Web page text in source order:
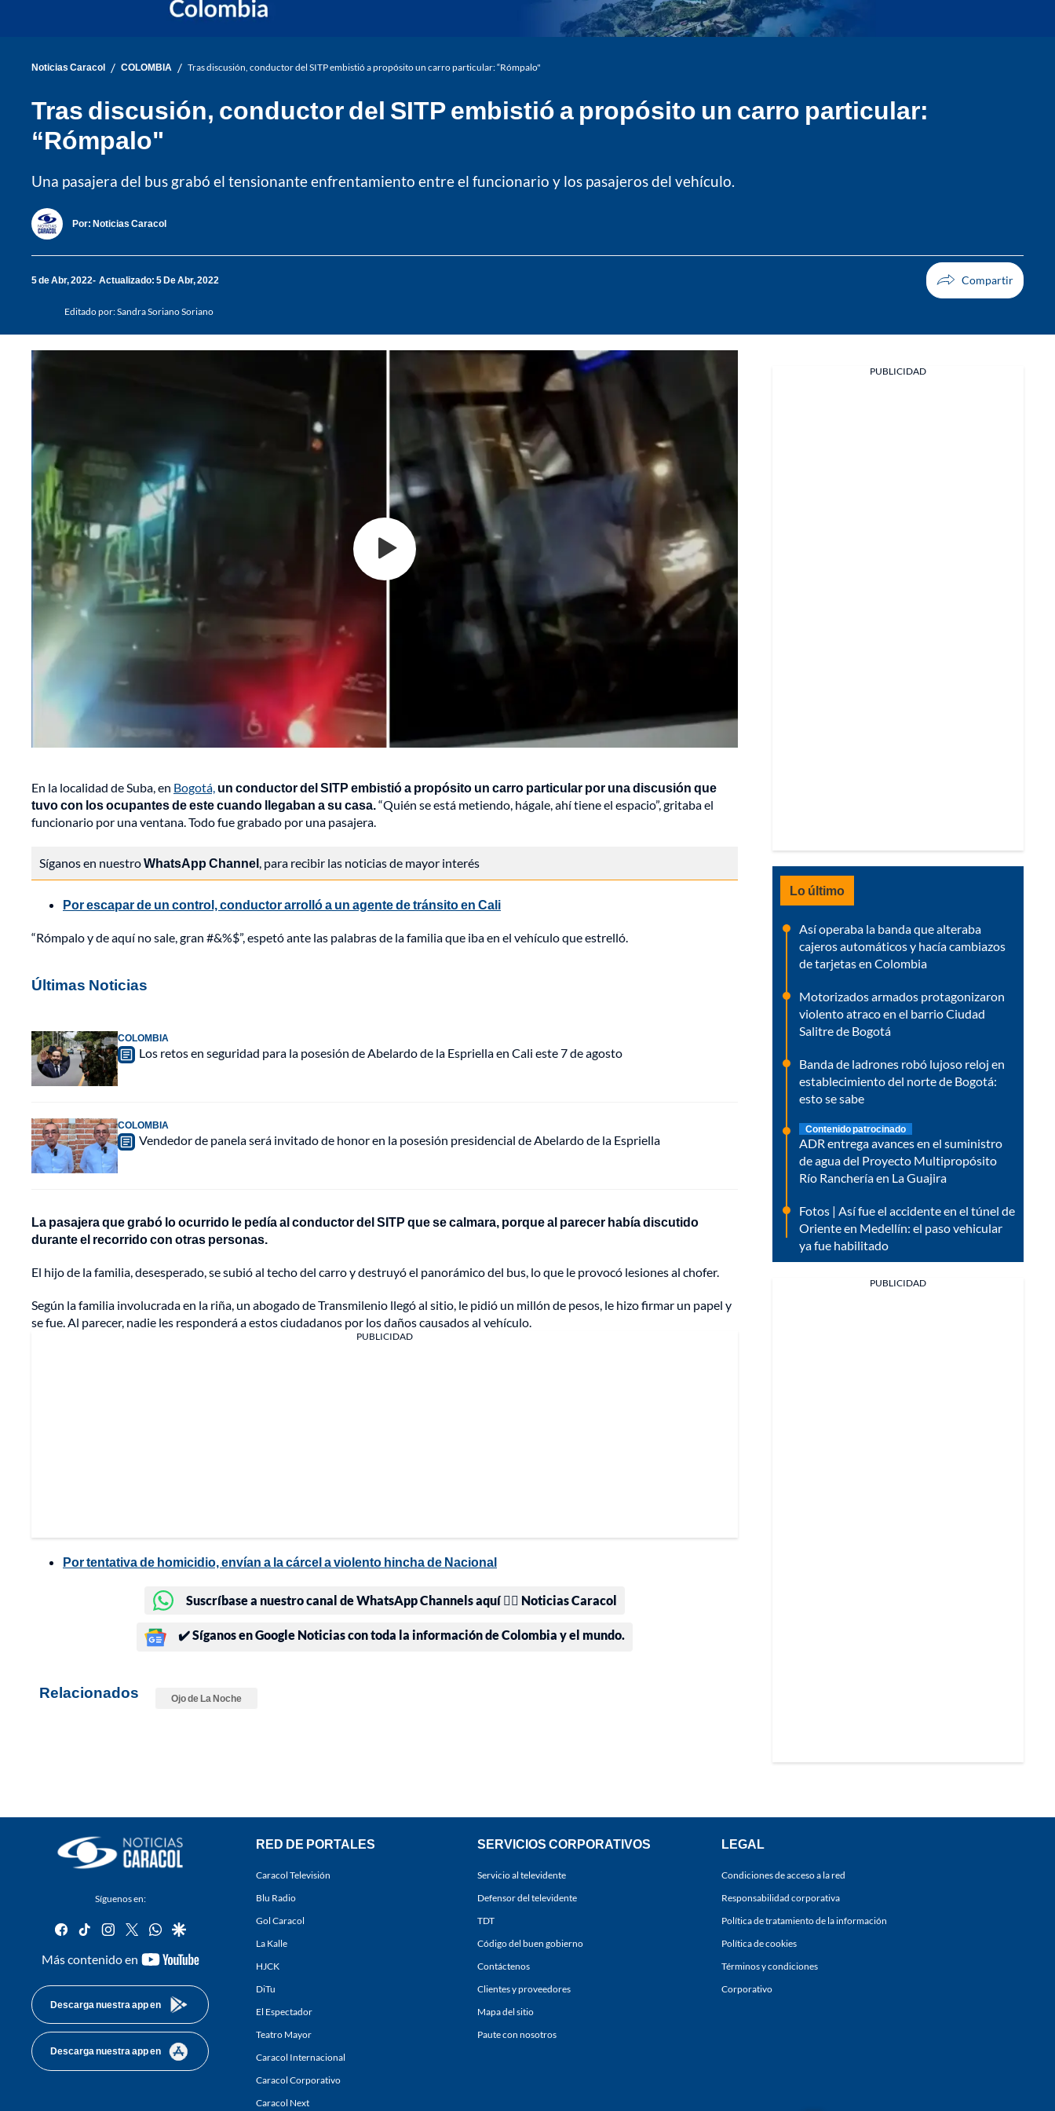
Noticias Caracol / COLOMBIA / Tras discusión, conductor del SITP embistió a propósito un carro particular: “Rómpalo"
Tras discusión, conductor del SITP embistió a propósito un carro particular:
“Rómpalo"
Una pasajera del bus grabó el tensionante enfrentamiento entre el funcionario y los pasajeros del vehículo.
Por: Noticias Caracol
5 de Abr, 2022 Actualizado: 5 De Abr, 2022
Editado por:Sandra Soriano Soriano
En la localidad de Suba, en Bogotá, un conductor del SITP embistió a propósito un carro particular por una discusión que
tuvo con los ocupantes de este cuando llegaban a su casa.“Quién se está metiendo, hágale, ahí tiene el espacio”, gritaba el
funcionario por una ventana. Todo fue grabado por una pasajera.
Síganos en nuestroWhatsApp Channel, para recibir las noticias de mayor interés
Por escapar de un control, conductor arrolló a un agente de tránsito en Cali
“Rómpalo y de aquí no sale, gran #&%$”, espetó ante las palabras de la familia que iba en el vehículo que estrelló.
Últimas Noticias
COLOMBIA
Los retos en seguridad para la posesión de Abelardo de la Espriella en Cali este 7 de agosto
COLOMBIA
Vendedor de panela será invitado de honor en la posesión presidencial de Abelardo de la Espriella
La pasajera que grabó lo ocurrido le pedía al conductor del SITP que se calmara, porque al parecer había discutido
durante el recorrido con otras personas.
El hijo de la familia, desesperado, se subió al techo del carro y destruyó el panorámico del bus, lo que le provocó lesiones al chofer.
Según la familia involucrada en la riña, un abogado de Transmilenio llegó al sitio, le pidió un millón de pesos, le hizo firmar un papel y
se fue. Al parecer, nadie les responderá a estos ciudadanos por los daños causados al vehículo.
PUBLICIDAD
Por tentativa de homicidio, envían a la cárcel a violento hincha de Nacional
Suscríbase a nuestro canal de WhatsApp Channels aquí 👉🏻 Noticias Caracol
✔️ Síganos en Google Noticias con toda la información de Colombia y el mundo.
Relacionados Ojo de La Noche
PUBLICIDAD
Lo último
Así operaba la banda que alteraba
cajeros automáticos y hacía cambiazos
de tarjetas en Colombia
Motorizados armados protagonizaron
violento atraco en el barrio Ciudad
Salitre de Bogotá
Banda de ladrones robó lujoso reloj en
establecimiento del norte de Bogotá:
esto se sabe
Contenido patrocinado
ADR entrega avances en el suministro
de agua del Proyecto Multipropósito
Río Ranchería en La Guajira
Fotos | Así fue el accidente en el túnel de
Oriente en Medellín: el paso vehicular
ya fue habilitado
PUBLICIDAD
Síguenos en:
facebook
tiktok instagram
twitterwhatsapp
google
Más contenido en
youtube-
Descarga nuestra app en
Descarga nuestra app en
RED DE PORTALES
Caracol Televisión
Blu Radio
Gol Caracol
La Kalle
HJCK
DiTu
El Espectador
Teatro Mayor
Caracol Internacional
Caracol Corporativo
Caracol Next
SERVICIOS CORPORATIVOS
Servicio al televidente
Defensor del televidente
TDT
Código del buen gobierno
Contáctenos
Clientes y proveedores
Mapa del sitio
Paute con nosotros
LEGAL
Condiciones de acceso a la red
Responsabilidad corporativa
Política de tratamiento de la información
Política de cookies
Términos y condiciones
Corporativo